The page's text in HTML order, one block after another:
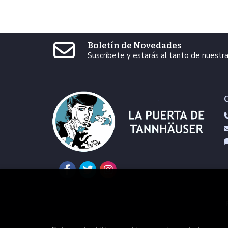
Boletín de Novedades
Suscríbete y estarás al tanto de